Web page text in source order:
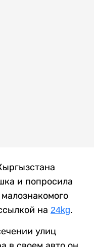
и попросила
на 24kg.
улиц